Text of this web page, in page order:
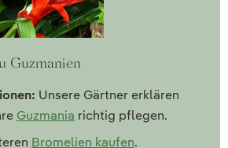
Guzmanien
Unsere Gärtner erklären
Guzmania richtig pflegen.
Bromelien kaufen.